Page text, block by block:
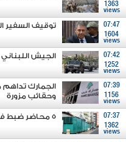
1363
views
07:47
1604
views
توقيف السفير
07:42
1252
views
الجيش
07:39
1156
views
الجمارك
وحقائب مزورة
07:37
1362
views
5 محاضر ضبط في حق أصحاب مولدات مخالفين